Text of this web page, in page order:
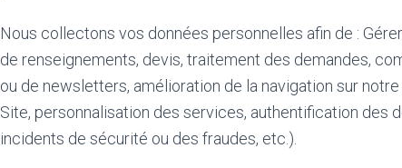
Nous collectons vos données personnelles afin de :
de renseignements, devis, traitement des demandes,
ou de newsletters, amélioration de la navigation sur
Site, personnalisation des services, authentification des
incidents de sécurité ou des fraudes, etc.).